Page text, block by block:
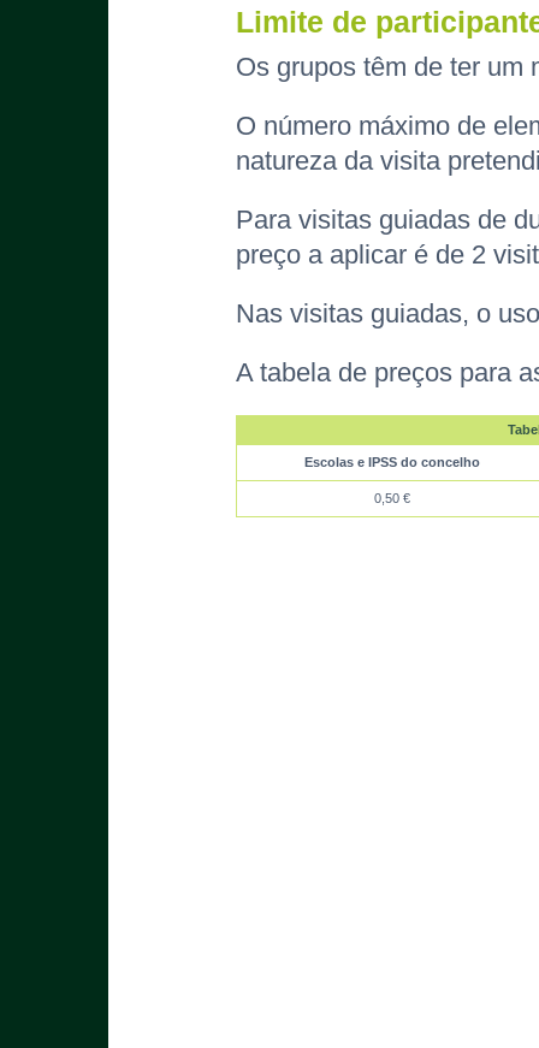
Limite de
Os grupos têm de ter um
O número máximo de
natureza da visita
Para visitas guiadas de
preço a aplicar é de 2
Nas visitas guiadas, o
A tabela de preços para
Escolas e IPSS do concelho
0,50 €